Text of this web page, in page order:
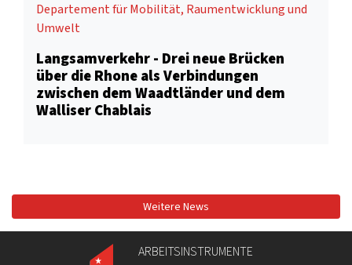
Departement für Mobilität, Raumentwicklung und
Umwelt
Langsamverkehr - Drei neue Brücken
über die Rhone als Verbindungen
zwischen dem Waadtländer und dem
Walliser Chablais
Weitere News
ARBEITSINSTRUMENTE